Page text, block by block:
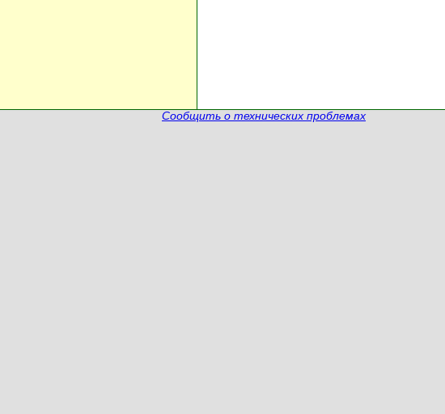
Сообщить о технических проблемах